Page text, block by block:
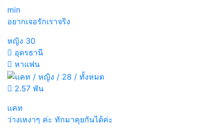
min
อยากเจอรักเราจริง
หญิง 30
อุดรธานี
หาแฟน
2.57 พัน
เเคท
ว่างเหงาๆ ค่ะ ทักมาคุยกันได้ค่ะ